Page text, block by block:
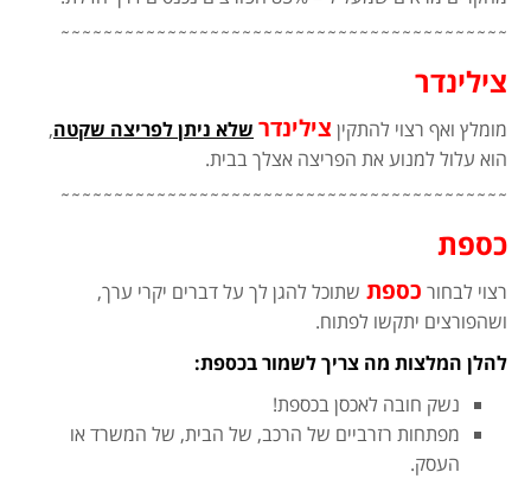
˜˜˜˜˜˜˜˜˜˜˜˜˜˜˜˜˜˜˜˜˜˜˜˜˜˜˜˜˜˜˜˜˜˜˜˜˜˜˜˜˜˜
צילינדר
מומלץ ואף רצוי להתקין צילינדר שלא ניתן לפריצה שקטה,
הוא עלול למנוע את הפריצה אצלך בבית.
˜˜˜˜˜˜˜˜˜˜˜˜˜˜˜˜˜˜˜˜˜˜˜˜˜˜˜˜˜˜˜˜˜˜˜˜˜˜˜˜˜˜
כספת
רצוי לבחור כספת שתוכל להגן לך על דברים יקרי ערך,
ושהפורצים יתקשו לפתוח.
להלן המלצות מה צריך לשמור בכספת:
נשק חובה לאכסן בכספת!
מפתחות רזרביים של הרכב, של הבית, של המשרד או
העסק.